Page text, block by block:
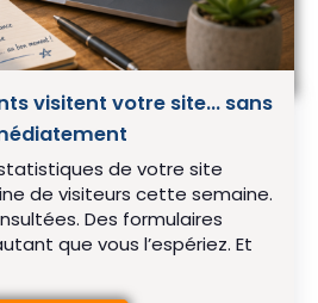
visitent votre site… sans
de votre site
de visiteurs cette semaine.
Des formulaires
que vous l’espériez. Et